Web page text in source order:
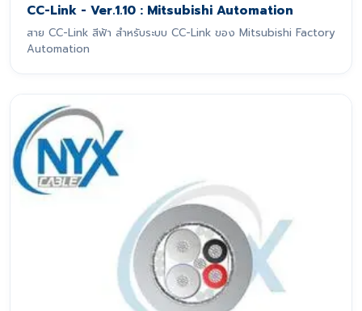
CC-Link - Ver.1.10 : Mitsubishi Automation
สาย CC-Link สีฟ้า สำหรับระบบ CC-Link ของ Mitsubishi Factory
Automation